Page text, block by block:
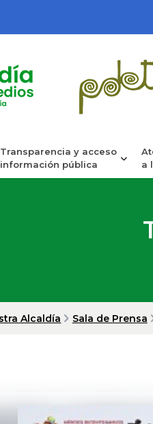
Transparencia y acceso
información pública
a
Alcaldía Sala de Prensa